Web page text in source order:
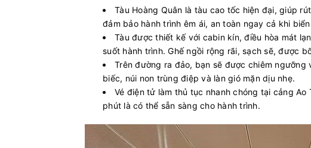
Tàu Hoàng Quân là tàu cao tốc hiện đại, giúp
đảm bảo hành trình êm ái, an toàn ngay cả khi
Tàu được thiết kế với cabin kín, điều hòa mát
suốt hành trình. Ghế ngồi rộng rãi, sạch sẽ, được
Trên đường ra đảo, bạn sẽ được chiêm
biếc, núi non trùng điệp và làn gió mặn dịu nhẹ.
Vé điện tử làm thủ tục nhanh chóng tại cảng
phút là có thể sẵn sàng cho hành trình.